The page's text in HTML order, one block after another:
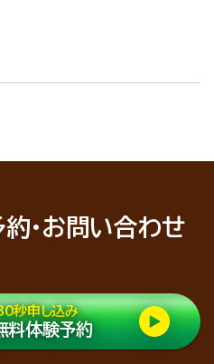
・お問い合わせ
秒申し込み
料体験予約